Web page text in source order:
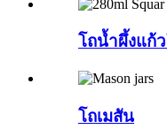
โถน้ำผึ้งแก้
โถเมสัน